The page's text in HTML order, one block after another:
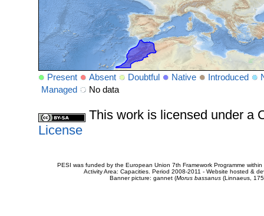
Present Absent Doubtful Native Introduced
Managed
No data
This work is licensed under a
License
PESI was funded by the European Union 7th Framework Programme
Activity Area: Capacities. Period 2008-2011 - Website hosted &
Banner picture: gannet (Morus bassanus(Linnaeus,